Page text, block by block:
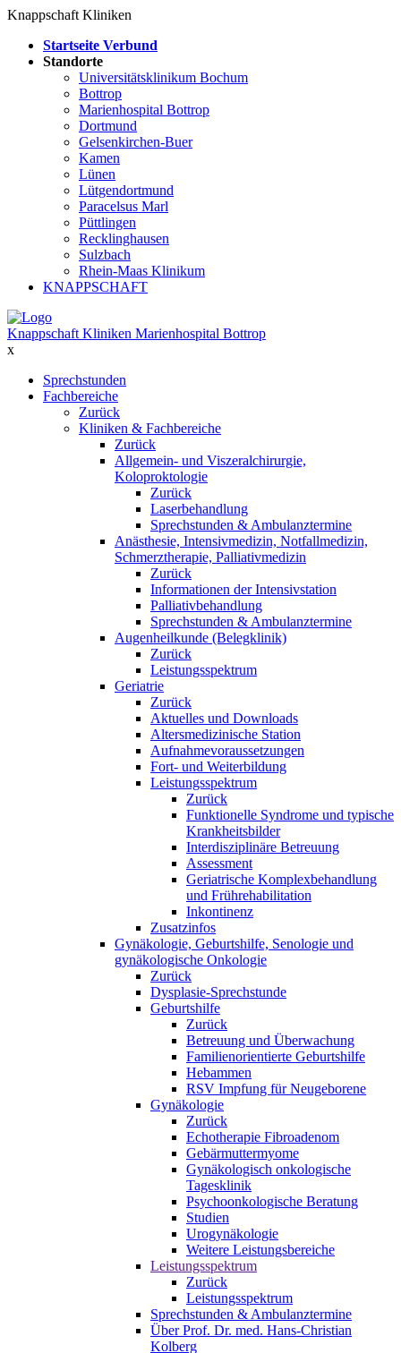
Knappschaft Kliniken
Startseite Verbund
Standorte
Universitätsklinikum Bochum
Bottrop
Marienhospital Bottrop
Dortmund
Gelsenkirchen-Buer
Kamen
Lünen
Lütgendortmund
Paracelsus Marl
Püttlingen
Recklinghausen
Sulzbach
Rhein-Maas Klinikum
KNAPPSCHAFT
Knappschaft Kliniken Marienhospital Bottrop
x
Sprechstunden
Fachbereiche
Zurück
Kliniken & Fachbereiche
Zurück
Allgemein- und Viszeralchirurgie,
Koloproktologie
Zurück
Laserbehandlung
Sprechstunden & Ambulanztermine
Anästhesie, Intensivmedizin, Notfallmedizin,
Schmerztherapie, Palliativmedizin
Zurück
Informationen der Intensivstation
Palliativbehandlung
Sprechstunden & Ambulanztermine
Augenheilkunde (Belegklinik)
Zurück
Leistungsspektrum
Geriatrie
Zurück
Aktuelles und Downloads
Altersmedizinische Station
Aufnahmevoraussetzungen
Fort- und Weiterbildung
Leistungsspektrum
Zurück
Funktionelle Syndrome und typische
Krankheitsbilder
Interdisziplinäre Betreuung
Assessment
Geriatrische Komplexbehandlung
und Frührehabilitation
Inkontinenz
Zusatzinfos
Gynäkologie, Geburtshilfe, Senologie und
gynäkologische Onkologie
Zurück
Dysplasie-Sprechstunde
Geburtshilfe
Zurück
Betreuung und Überwachung
Familienorientierte Geburtshilfe
Hebammen
RSV Impfung für Neugeborene
Gynäkologie
Zurück
Echotherapie Fibroadenom
Gebärmuttermyome
Gynäkologisch onkologische
Tagesklinik
Psychoonkologische Beratung
Studien
Urogynäkologie
Weitere Leistungsbereiche
Leistungsspektrum
Zurück
Leistungsspektrum
Sprechstunden & Ambulanztermine
Über Prof. Dr. med. Hans-Christian
Kolberg